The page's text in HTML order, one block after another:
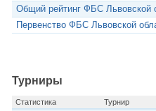
Общий рейтинг ФБС Львовской
Первенство ФБС Львовской
Турниры
Статистика Турнир